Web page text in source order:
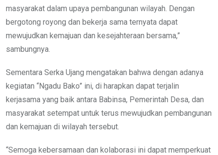
masyarakat dalam upaya pembangunan wilayah. Dengan
bergotong royong dan bekerja sama ternyata dapat
mewujudkan kemajuan dan kesejahteraan bersama,”
sambungnya.
Sementara Serka Ujang mengatakan bahwa dengan adanya
kegiatan “Ngadu Bako” ini, di harapkan dapat terjalin
kerjasama yang baik antara Babinsa, Pemerintah Desa, dan
masyarakat setempat untuk terus mewujudkan pembangunan
dan kemajuan di wilayah tersebut.
“Semoga kebersamaan dan kolaborasi ini dapat memperkuat